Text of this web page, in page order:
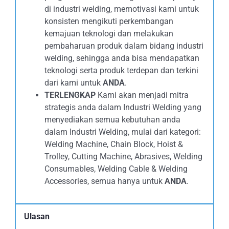
di industri welding, memotivasi kami untuk
konsisten mengikuti perkembangan
kemajuan teknologi dan melakukan
pembaharuan produk dalam bidang industri
welding, sehingga anda bisa mendapatkan
teknologi serta produk terdepan dan terkini
dari kami untuk ANDA.
TERLENGKAPKami akan menjadi mitra
strategis anda dalam Industri Welding yang
menyediakan semua kebutuhan anda
dalam Industri Welding, mulai dari kategori:
Welding Machine, Chain Block, Hoist &
Trolley, Cutting Machine, Abrasives, Welding
Consumables, Welding Cable & Welding
Accessories, semua hanya untuk ANDA.
Ulasan